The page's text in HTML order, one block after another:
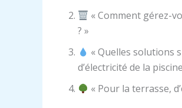
« Comment gérez-
? »
« Quelles solutions
d’électricité de la
« Pour la terrasse,